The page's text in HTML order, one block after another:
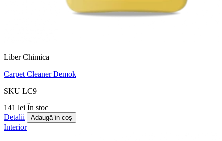
Liber Chimica
Carpet Cleaner Demok
SKU LC9
141 lei În stoc
Detalii
Adaugă în coș
Interior